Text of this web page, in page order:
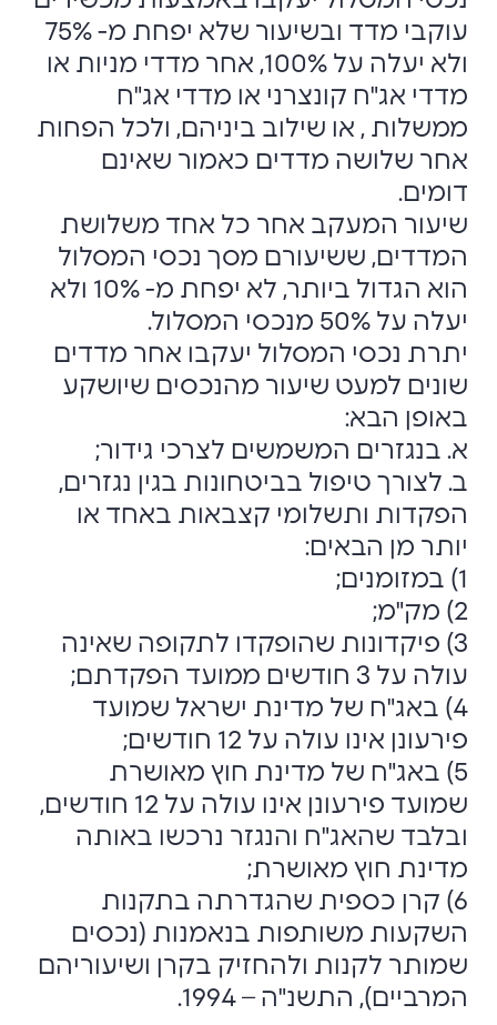
עוקבי מדד ובשיעור שלא יפחת מ- 75%
ולא יעלה על 100%, אחר מדדי מניות או
מדדי אג"ח קונצרני או מדדי אג"ח
ממשלות , או שילוב ביניהם, ולכל הפחות
אחר שלושה מדדים כאמור שאינם
דומים.
שיעור המעקב אחר כל אחד משלושת
המדדים, ששיעורם מסך נכסי המסלול
הוא הגדול ביותר, לא יפחת מ- 10% ולא
יעלה על 50% מנכסי המסלול.
יתרת נכסי המסלול יעקבו אחר מדדים
שונים למעט שיעור מהנכסים שיושקע
באופן הבא:
א. בנגזרים המשמשים לצרכי גידור;
ב. לצורך טיפול בביטחונות בגין נגזרים,
הפקדות ותשלומי קצבאות באחד או
יותר מן הבאים:
1) במזומנים;
2) מק"מ;
3) פיקדונות שהופקדו לתקופה שאינה
עולה על 3 חודשים ממועד הפקדתם;
4) באג"ח של מדינת ישראל שמועד
פירעונן אינו עולה על 12 חודשים;
5) באג"ח של מדינת חוץ מאושרת
שמועד פירעונן אינו עולה על 12 חודשים,
ובלבד שהאג"ח והנגזר נרכשו באותה
מדינת חוץ מאושרת;
6) קרן כספית שהגדרתה בתקנות
השקעות משותפות בנאמנות (נכסים
שמותר לקנות ולהחזיק בקרן ושיעוריהם
המרביים), התשנ"ה – 1994.